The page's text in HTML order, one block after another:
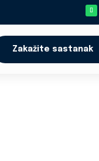
Zakažite sastanak